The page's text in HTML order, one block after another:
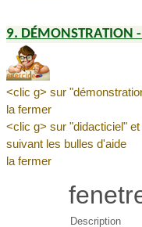
9. DÉMONSTRATION -
<clic g> sur
la fermer
<clic g> sur "didacticiel"
suivant les bulles d'aide
la fermer